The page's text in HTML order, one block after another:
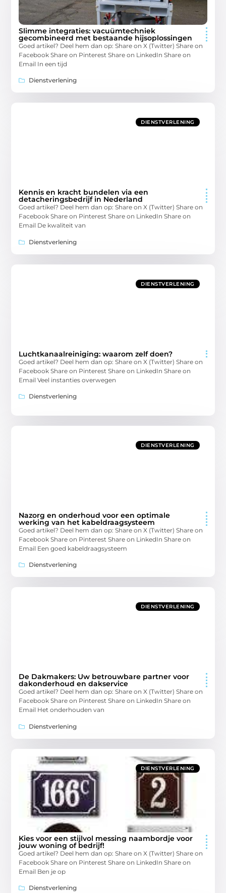
Slimme integraties: vacuümtechniek
gecombineerd met bestaande hijsoplossingen
Goed artikel? Deel hem dan op: Share on X (Twitter) Share on
Facebook Share on Pinterest Share on LinkedIn Share on
Email In een tijd
Dienstverlening
DIENSTVERLENING
Kennis en kracht bundelen via een
detacheringsbedrijf in Nederland
Goed artikel? Deel hem dan op: Share on X (Twitter) Share on
Facebook Share on Pinterest Share on LinkedIn Share on
Email De kwaliteit van
Dienstverlening
DIENSTVERLENING
Luchtkanaalreiniging: waarom zelf doen?
Goed artikel? Deel hem dan op: Share on X (Twitter) Share on
Facebook Share on Pinterest Share on LinkedIn Share on
Email Veel instanties overwegen
Dienstverlening
DIENSTVERLENING
Nazorg en onderhoud voor een optimale
werking van het kabeldraagsysteem
Goed artikel? Deel hem dan op: Share on X (Twitter) Share on
Facebook Share on Pinterest Share on LinkedIn Share on
Email Een goed kabeldraagsysteem
Dienstverlening
DIENSTVERLENING
De Dakmakers: Uw betrouwbare partner voor
dakonderhoud en dakservice
Goed artikel? Deel hem dan op: Share on X (Twitter) Share on
Facebook Share on Pinterest Share on LinkedIn Share on
Email Het onderhouden van
Dienstverlening
DIENSTVERLENING
Kies voor een stijlvol messing naambordje voor
jouw woning of bedrijf!
Goed artikel? Deel hem dan op: Share on X (Twitter) Share on
Facebook Share on Pinterest Share on LinkedIn Share on
Email Ben je op
Dienstverlening